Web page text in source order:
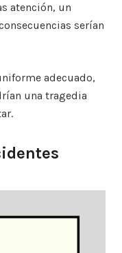
atención, un
serían
adecuado,
una tragedia